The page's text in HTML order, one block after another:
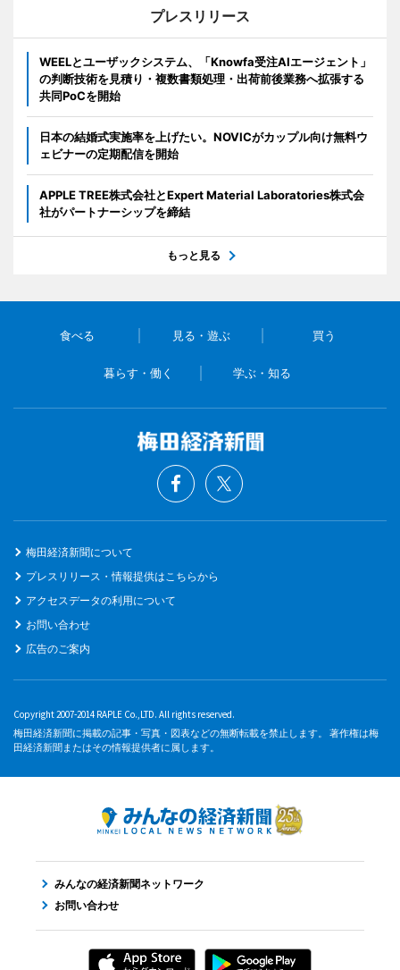
プレスリリース
WEELとユーザックシステム、「Knowfa受注AIエージェント」
の判断技術を見積り・複数書類処理・出荷前後業務へ拡張する
共同PoCを開始
日本の結婚式実施率を上げたい。NOVICがカップル向け無料ウ
ェビナーの定期配信を開始
APPLE TREE株式会社とExpert Material Laboratories株式会
社がパートナーシップを締結
もっと見る
食べる 見る・遊ぶ 買う
暮らす・働く 学ぶ・知る
梅田経済新聞について
プレスリリース・情報提供はこちらから
アクセスデータの利用について
お問い合わせ
広告のご案内
Copyright 2007-2014 RAPLE Co.,LTD. All rights reserved.
梅田経済新聞に掲載の記事・写真・図表などの無断転載を禁止します。 著作権は梅
田経済新聞またはその情報提供者に属します。
みんなの経済新聞ネットワーク
お問い合わせ